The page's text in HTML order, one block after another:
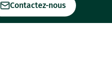
Contactez-nous